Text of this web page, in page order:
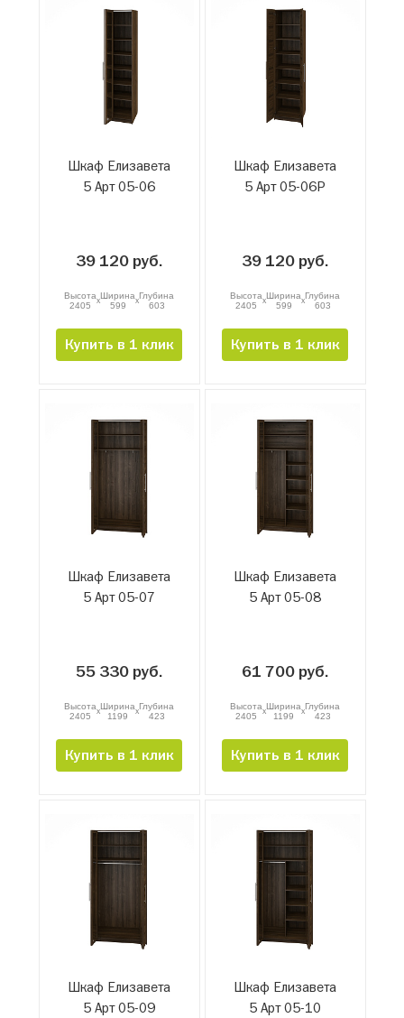
Шкаф Елизавета
5 Арт 05-06
39 120 руб.
Высота
2405
xШирина
599
xГлубина
603
Купить в 1 клик
Шкаф Елизавета
5 Арт 05-06Р
39 120 руб.
Высота
2405
xШирина
599
xГлубина
603
Купить в 1 клик
Шкаф Елизавета
5 Арт 05-07
55 330 руб.
Высота
2405
xШирина
1199
xГлубина
423
Купить в 1 клик
Шкаф Елизавета
5 Арт 05-08
61 700 руб.
Высота
2405
xШирина
1199
xГлубина
423
Купить в 1 клик
Шкаф Елизавета
5 Арт 05-09
Шкаф Елизавета
5 Арт 05-10